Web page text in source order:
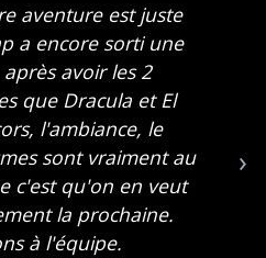
aventure est juste
a encore sorti une
avoir les 2
que Dracula et El
l'ambiance, le
sont vraiment au
c'est qu'on en veut
la prochaine.
à l'équipe.
›